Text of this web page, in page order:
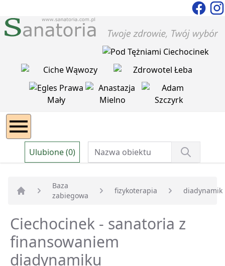
Ulubione (0)
Strona główna
Baza
zabiegowa
fizykoterapia diadynamik
Ciechocinek - sanatoria z
finansowaniem
diadynamiku